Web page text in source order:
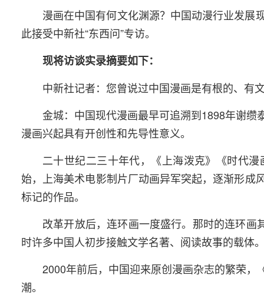
漫画在中国有何文化渊源？中国动漫行业发展
此接受中新社“东西问”专访。
现将访谈实录摘要如下：
中新社记者：您曾说过中国漫画是有根的、有
金城：中国现代漫画最早可追溯到1898年谢
漫画兴起具有开创性和先导性意义。
二十世纪二三十年代，《上海泼克》《时代
始，上海美术电影制片厂动画异军突起，逐渐形成
标记的作品。
改革开放后，连环画一度盛行。那时的连环画
时许多中国人初步接触文学名著、阅读故事的载体
2000年前后，中国迎来原创漫画杂志的繁荣
潮。